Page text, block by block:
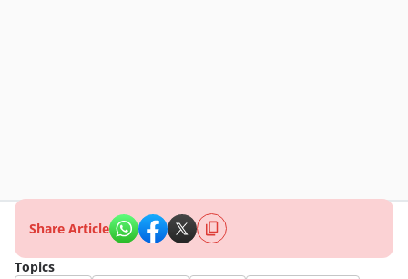
Share Article
Topics